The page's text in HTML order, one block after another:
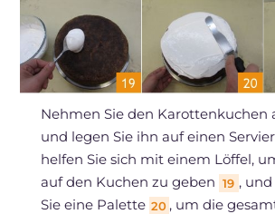
Nehmen Sie den Karottenkuchen
und legen Sie ihn auf einen
helfen Sie sich mit einem Löffel,
auf den Kuchen zu geben 19 ,
Sie eine Palette 20 , um die